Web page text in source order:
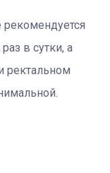
рекомендуется
в сутки, а
ректальном